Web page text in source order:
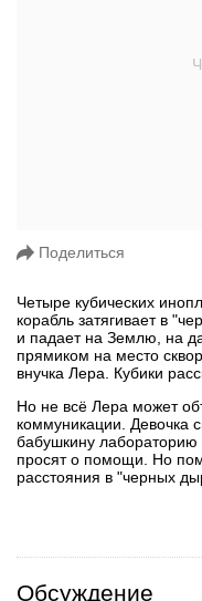
Поделиться
Четыре кубических
корабль затягивает в
и падает на Землю, на
прямиком на место
внучка Лера. Кубики
Но не всё Лера может
коммуникации. Девочка
бабушкину лабораторию
просят о помощи. Но
расстояния в "черных
Обсуждение